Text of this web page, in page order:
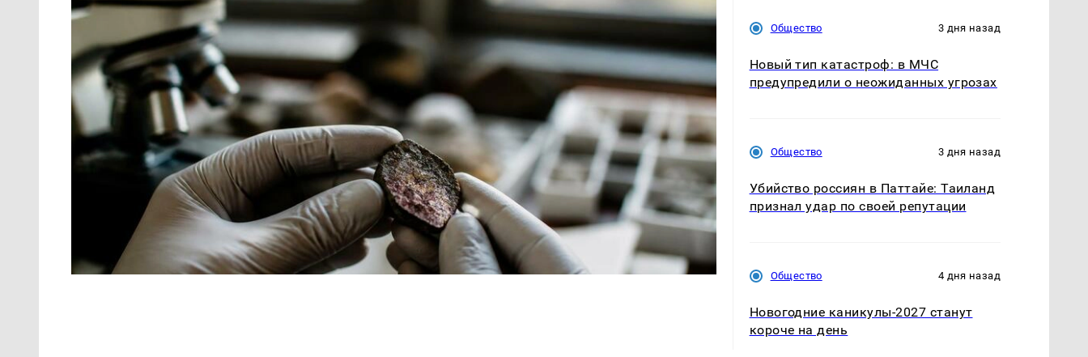
Общество 3 дня назад
Новый тип катастроф: в МЧС
предупредили о неожиданных угрозах
Общество 3 дня назад
Убийство россиян в Паттайе: Таиланд
признал удар по своей репутации
Общество 4 дня назад
Новогодние каникулы-2027 станут
короче на день